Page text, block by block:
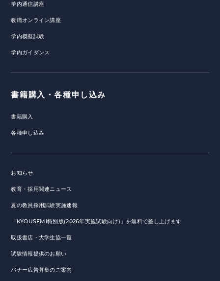
学内通信講座
教職オンライン講座
学内模擬試験
学内ガイダンス
書籍購入・各種申し込み
書籍購入
各種申し込み
お知らせ
教育・採用関連ニュース
夏の教員採用試験実施速報
「KYOUSEMI特別版(2026年実施試験向け)」を無料で差し上げます
取扱書店・大学生協一覧
試験情報提供のお願い
バナー広告募集のご案内